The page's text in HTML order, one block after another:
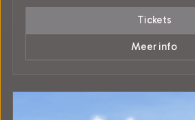
Tickets
Meer info